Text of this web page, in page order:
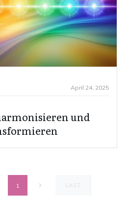
April 24, 2025
und
1 LAST